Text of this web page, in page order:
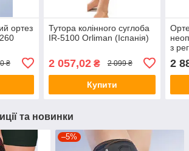
ортез
₴
Тутора колінного суглоба
IR-5100 Orliman (Іспанія)
2 057,02₴ 2 099 ₴
Купити
з
2
та новинки
–5%